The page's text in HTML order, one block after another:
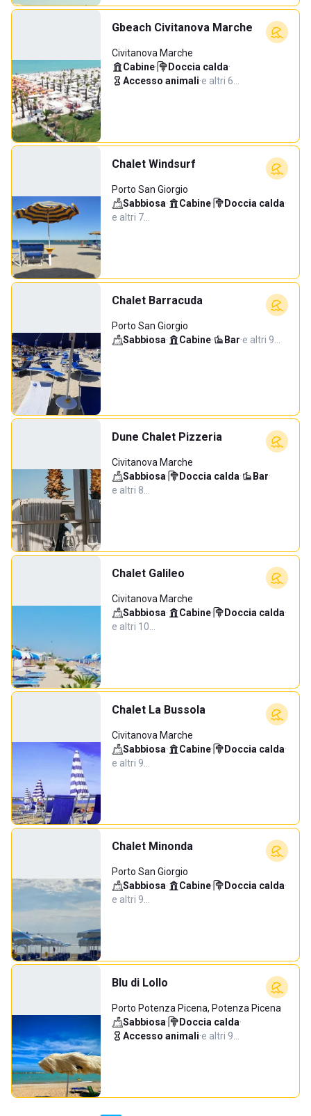
Gbeach Civitanova Marche
Civitanova Marche
Cabine· Doccia calda·
Accesso animali·e altri 6…
Chalet Windsurf
Porto San Giorgio
Sabbiosa· Cabine· Doccia calda·
e altri 7…
Chalet Barracuda
Porto San Giorgio
Sabbiosa· Cabine· Bar·e altri 9…
Dune Chalet Pizzeria
Civitanova Marche
Sabbiosa· Doccia calda· Bar·
e altri 8…
Chalet Galileo
Civitanova Marche
Sabbiosa· Cabine· Doccia calda·
e altri 10…
Chalet La Bussola
Civitanova Marche
Sabbiosa· Cabine· Doccia calda·
e altri 9…
Chalet Minonda
Porto San Giorgio
Sabbiosa· Cabine· Doccia calda·
e altri 9…
Blu di Lollo
Porto Potenza Picena, Potenza Picena
Sabbiosa· Doccia calda·
Accesso animali·e altri 9…